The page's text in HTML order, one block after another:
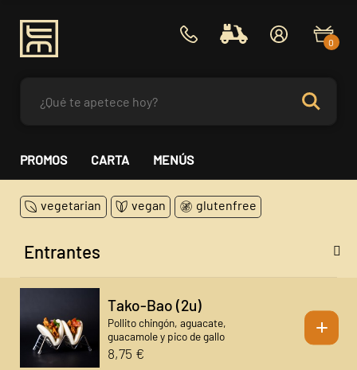
0
PROMOS CARTA MENÚS
vegetarian vegan glutenfree
Entrantes
Tako-Bao (2u)
Pollito chingón, aguacate,
guacamole y pico de gallo
8,75 €
+